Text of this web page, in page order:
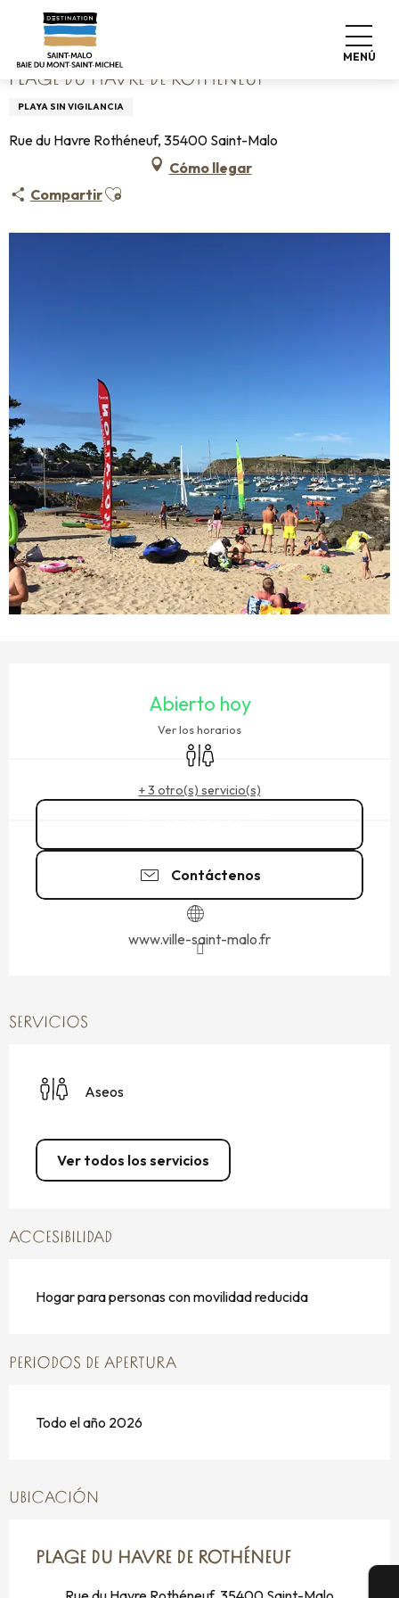
contenu
principal
MENÚ
Home Plage du Havre de Rothéneuf
PLAGE DU HAVRE DE ROTHÉNEUF
PLAYA SIN VIGILANCIA
Rue du Havre Rothéneuf, 35400 Saint-Malo
Cómo llegar
CompartirAjouter aux favoris
Abierto hoy
Ver los horarios
Aseos
+ 3 otro(s) servicio(s)
Contáctenos
www.ville-saint-malo.fr
SERVICIOS
Aseos
Ver todos los servicios
ACCESIBILIDAD
Hogar para personas con movilidad reducida
PERIODOS DE APERTURA
Todo el año 2026
UBICACIÓN
PLAGE DU HAVRE DE ROTHÉNEUF